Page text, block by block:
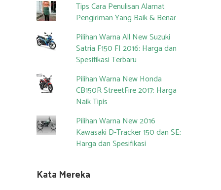
Tips Cara Penulisan Alamat
Pengiriman Yang Baik & Benar
Pilihan Warna All New Suzuki
Satria F150 FI 2016: Harga dan
Spesifikasi Terbaru
Pilihan Warna New Honda
CB150R StreetFire 2017: Harga
Naik Tipis
Pilihan Warna New 2016
Kawasaki D-Tracker 150 dan SE:
Harga dan Spesifikasi
Kata Mereka